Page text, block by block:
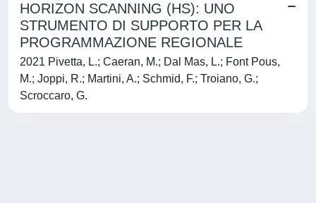
HORIZON SCANNING (HS): UNO
STRUMENTO DI SUPPORTO PER LA
PROGRAMMAZIONE REGIONALE
2021 Pivetta, L.; Caeran, M.; Dal Mas, L.; Font Pous,
M.; Joppi, R.; Martini, A.; Schmid, F.; Troiano, G.;
Scroccaro, G.